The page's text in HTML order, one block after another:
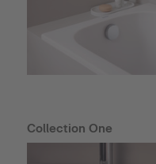
Collection One